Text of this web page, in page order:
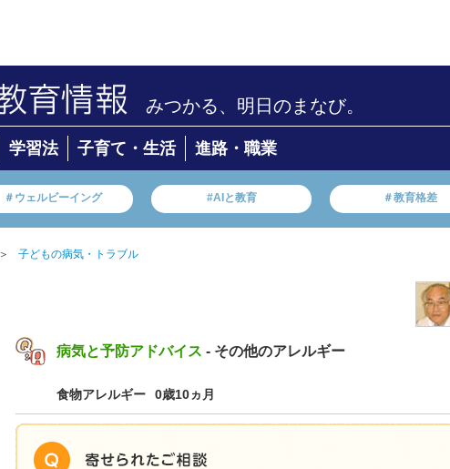
みつかる、明日のまなび。
学習法 子育て・生活 進路・職業
＃ウェルビーイング #AIと教育 ＃教育格差
＞ 子どもの病気・トラブル
病気と予防アドバイス - その他のアレルギー
食物アレルギー 0歳10ヵ月